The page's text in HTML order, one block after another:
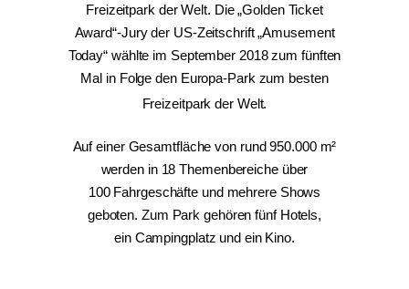
Freizeitpark der Welt. Die „Golden Ticket
Award“-Jury der US-Zeitschrift „Amusement
Today“ wählte im September 2018 zum fünften
Mal in Folge den Europa-Park zum besten
Freizeitpark der Welt.
Auf einer Gesamtfläche von rund 950.000 m²
werden in 18 Themenbereiche über
100 Fahrgeschäfte und mehrere Shows
geboten. Zum Park gehören fünf Hotels,
ein Campingplatz und ein Kino.